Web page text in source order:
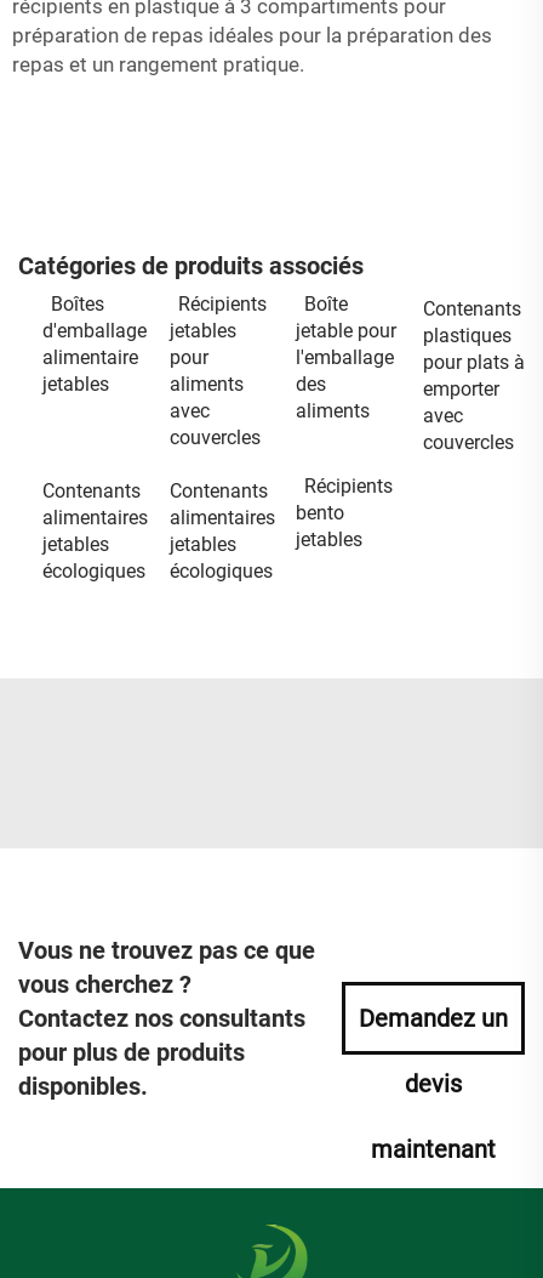
récipients en plastique à 3 compartiments pour
préparation de repas idéales pour la préparation des
repas et un rangement pratique.
Catégories de produits associés
Boîtes
d'emballage
alimentaire
jetables
Récipients
jetables
pour
aliments
avec
couvercles
Boîte
jetable pour
l'emballage
des
aliments
Contenants
plastiques
pour plats à
emporter
avec
couvercles
Contenants
alimentaires
jetables
écologiques
Contenants
alimentaires
jetables
écologiques
Récipients
bento
jetables
Vous ne trouvez pas ce que
vous cherchez ?
Contactez nos consultants
pour plus de produits
disponibles.
Demandez un
devis
maintenant